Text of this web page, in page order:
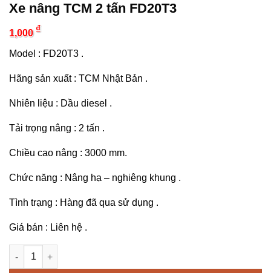
Xe nâng TCM 2 tấn FD20T3
1,000 ₫
Model : FD20T3 .
Hãng sản xuất : TCM Nhật Bản .
Nhiên liệu : Dầu diesel .
Tải trọng nâng : 2 tấn .
Chiều cao nâng : 3000 mm.
Chức năng : Nâng hạ – nghiêng khung .
Tình trạng : Hàng đã qua sử dụng .
Giá bán : Liên hệ .
Xe nâng TCM 2 tấn FD20T3 số lượng